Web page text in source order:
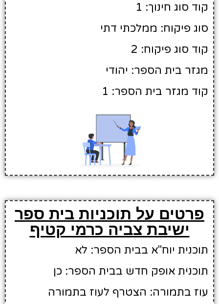
קוד סוג חינוך: 1
סוג פיקוח: ממלכתי דתי
קוד סוג פיקוח: 2
מגזר בית הספר: יהודי
קוד מגזר בית הספר: 1
פרטים על תוכניות בית ספר
ישיבת צביה כרמי קטיף
תוכנית יוח"א בבית הספר: לא
תוכנית אופק חדש בבית הספר: כן
עוז בתמורה: הצטרף לעוז בתמורה